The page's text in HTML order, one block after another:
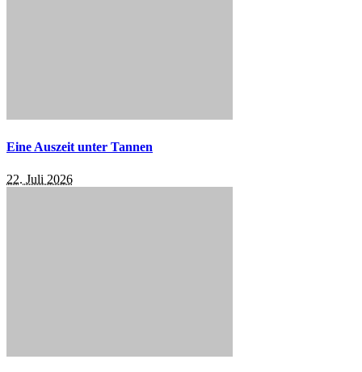
Eine Auszeit unter Tannen
22. Juli 2026